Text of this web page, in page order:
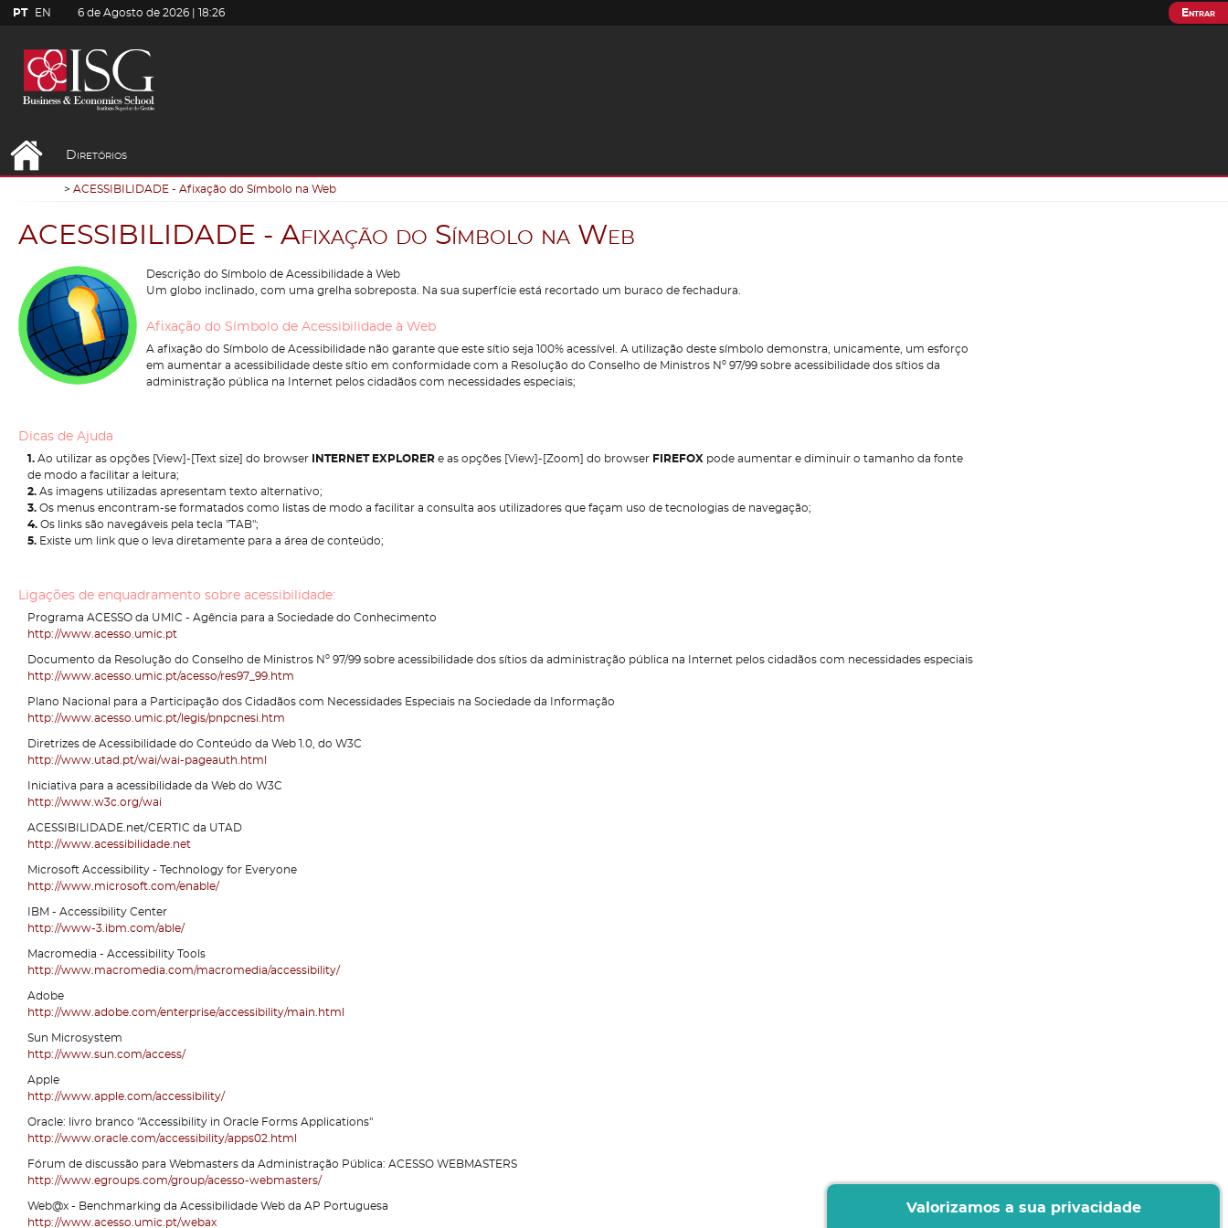
PT EN 6 de Agosto de 2026 | 18:26 Entrar
Diretórios
ACESSIBILIDADE - Afixação do Símbolo na Web
AC ESS B L DAD E - Afixação do Símbolo na Web
Descrição do Símbolo de Acessibilidade à Web
Um globo inclinado, com uma grelha sobreposta. Na sua superfície está recortado um buraco de fechadura.
Afixação do Símbolo de Acessibilidade à Web
A afixação do Símbolo de Acessibilidade não garante que este sítio seja 100% acessível. A utilização deste símbolo demonstra, unicamente, um esforço
em aumentar a acessibilidade deste sítio em conformidade com a Resolução do Conselho de Ministros Nº 97/99 sobre acessibilidade dos sítios da
administração pública na Internet pelos cidadãos com necessidades especiais;
Dicas de Ajuda
1. Ao utilizar as opções [View]-[Text size] do browser INTERNET EXPLORER e as opções [View]-[Zoom] do browser FIREFOX pode aumentar e diminuir o tamanho da fonte
de modo a facilitar a leitura;
2. As imagens utilizadas apresentam texto alternativo;
3. Os menus encontram-se formatados como listas de modo a facilitar a consulta aos utilizadores que façam uso de tecnologias de navegação;
4. Os links são navegáveis pela tecla "TAB";
5. Existe um link que o leva diretamente para a área de conteúdo;
Ligações de enquadramento sobre acessibilidade:
Programa ACESSO da UMIC - Agência para a Sociedade do Conhecimento
http://www.acesso.umic.pt
Documento da Resolução do Conselho de Ministros Nº 97/99 sobre acessibilidade dos sítios da administração pública na Internet pelos cidadãos com necessidades especiais
http://www.acesso.umic.pt/acesso/res97_99.htm
Plano Nacional para a Participação dos Cidadãos com Necessidades Especiais na Sociedade da Informação
http://www.acesso.umic.pt/legis/pnpcnesi.htm
Diretrizes de Acessibilidade do Conteúdo da Web 1.0, do W3C
http://www.utad.pt/wai/wai-pageauth.html
Iniciativa para a acessibilidade da Web do W3C
http://www.w3c.org/wai
ACESSIBILIDADE.net/CERTIC da UTAD
http://www.acessibilidade.net
Microsoft Accessibility - Technology for Everyone
http://www.microsoft.com/enable/
IBM - Accessibility Center
http://www-3.ibm.com/able/
Macromedia - Accessibility Tools
http://www.macromedia.com/macromedia/accessibility/
Adobe
http://www.adobe.com/enterprise/accessibility/main.html
Sun Microsystem
http://www.sun.com/access/
Apple
http://www.apple.com/accessibility/
Oracle: livro branco "Accessibility in Oracle Forms Applications"
http://www.oracle.com/accessibility/apps02.html
Fórum de discussão para Webmasters da Administração Pública: ACESSO WEBMASTERS
http://www.egroups.com/group/acesso-webmasters/
Web@x - Benchmarking da Acessibilidade Web da AP Portuguesa
http://www.acesso.umic.pt/webax
Valorizamos a sua privacidade